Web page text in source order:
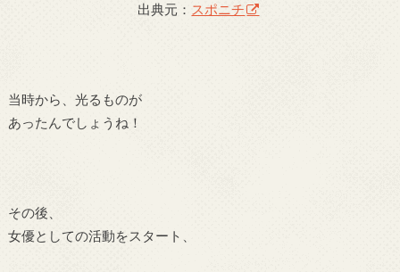
出典元： スポニチ
当時から、光るものが
あったんでしょうね！
その後、
女優としての活動をスタート、